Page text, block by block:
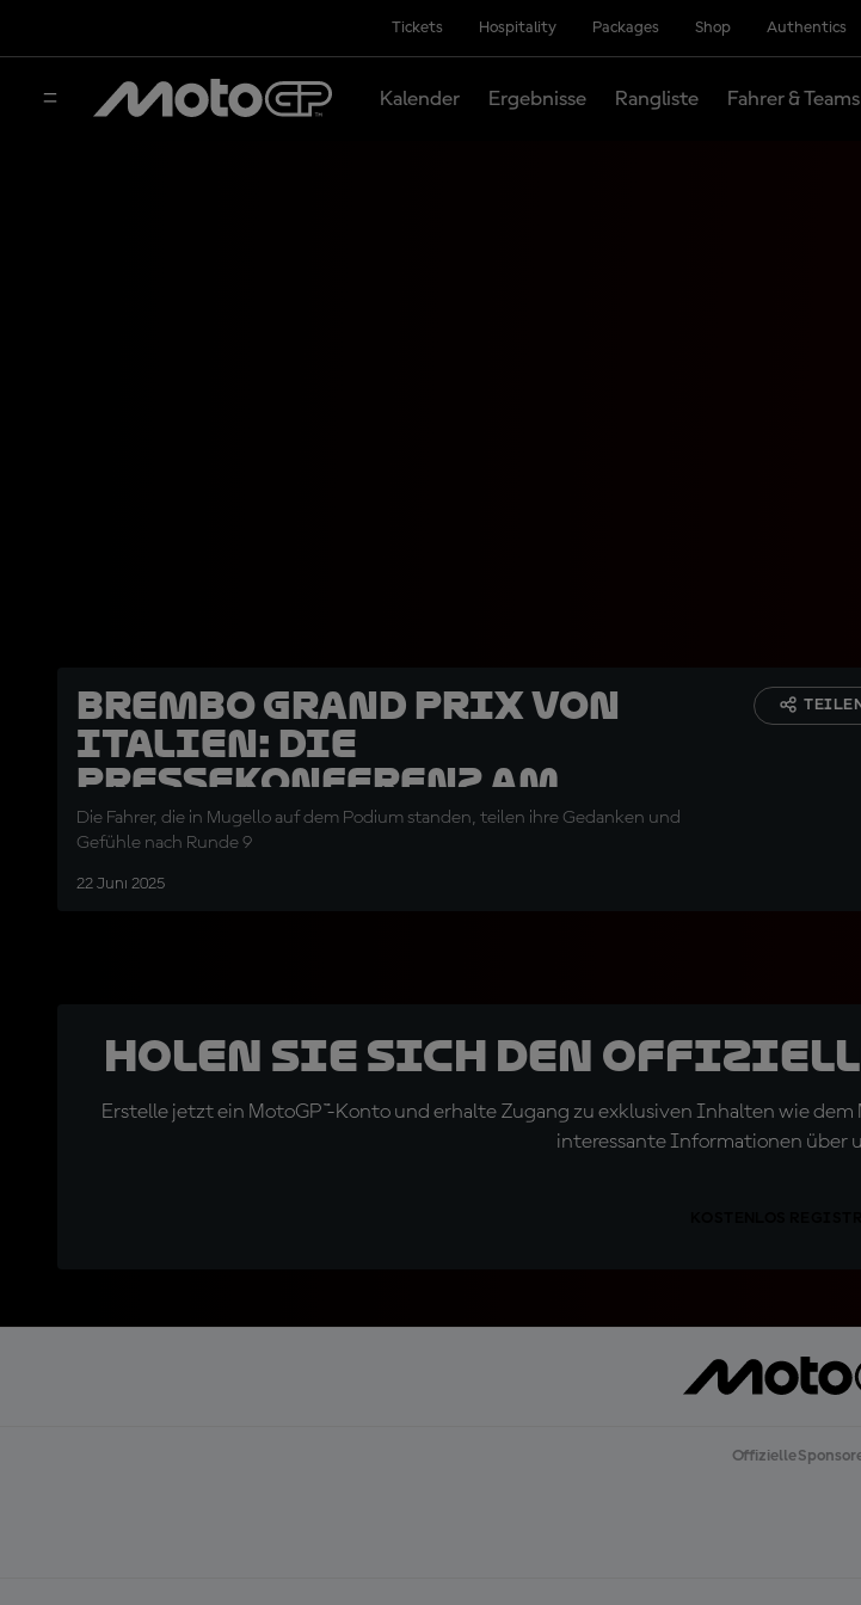
Tickets Hospitality Packages Shop Authentics
Kalender Ergebnisse Rangliste Fahrer & Teams
Brembo Grand Prix von
Italien: Die
Pressekonferenz am
Sonntag
Die Fahrer, die in Mugello auf dem Podium standen, teilen ihre Gedanken und
Gefühle nach Runde 9
22 Juni 2025
TEILEN
Holen Sie sich den
Erstelle jetzt ein MotoGP™-Konto und erhalte Zugang zu exklusiven Inhalten wie
interessante Informationen über
Offizielle